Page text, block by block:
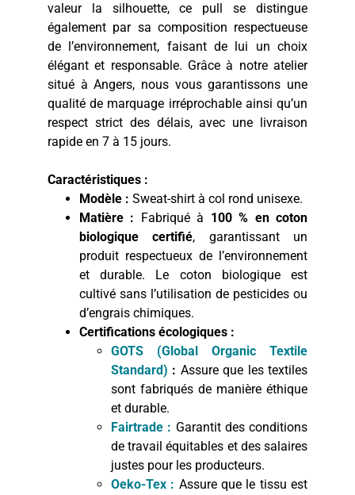
valeur la silhouette, ce pull se distingue
également par sa composition respectueuse
de l’environnement, faisant de lui un choix
élégant et responsable. Grâce à notre atelier
situé à Angers, nous vous garantissons une
qualité de marquage irréprochable ainsi qu’un
respect strict des délais, avec une livraison
rapide en 7 à 15 jours.
Caractéristiques :
Modèle : Sweat-shirt à col rond unisexe.
Matière : Fabriqué à 100 % en coton
biologique certifié, garantissant un
produit respectueux de l’environnement
et durable. Le coton biologique est
cultivé sans l’utilisation de pesticides ou
d’engrais chimiques.
Certifications écologiques :
GOTS (Global Organic Textile
Standard) : Assure que les textiles
sont fabriqués de manière éthique
et durable.
Fairtrade : Garantit des conditions
de travail équitables et des salaires
justes pour les producteurs.
Oeko-Tex : Assure que le tissu est